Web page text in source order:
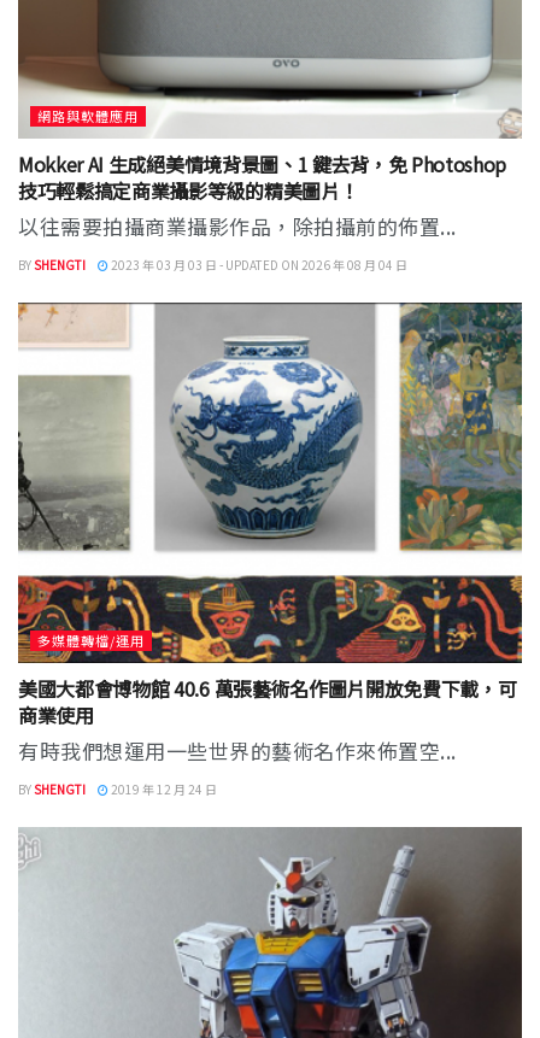
網路與軟體應用
Mokker AI 生成絕美情境背景圖、1 鍵去背，免 Photoshop
技巧輕鬆搞定商業攝影等級的精美圖片！
以往需要拍攝商業攝影作品，除拍攝前的佈置...
BYSHENGTI 2023 年 03 月 03 日 - UPDATED ON 2026 年 08 月 04 日
多媒體轉檔/運用
美國大都會博物館 40.6 萬張藝術名作圖片開放免費下載，可
商業使用
有時我們想運用一些世界的藝術名作來佈置空...
BYSHENGTI 2019 年 12 月 24 日